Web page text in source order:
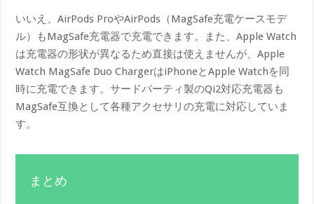
いいえ、AirPods ProやAirPods（MagSafe充電ケースモデ
ル）もMagSafe充電器で充電できます。また、Apple Watch
は充電器の形状が異なるため直接は使えませんが、Apple
Watch MagSafe Duo ChargerはiPhoneとApple Watchを同
時に充電できます。サードパーティ製のQi2対応充電器も
MagSafe互換として各種アクセサリの充電に対応していま
す。
まとめ